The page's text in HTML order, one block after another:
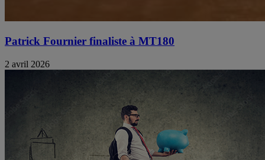
Patrick Fournier finaliste à MT180
2 avril 2026